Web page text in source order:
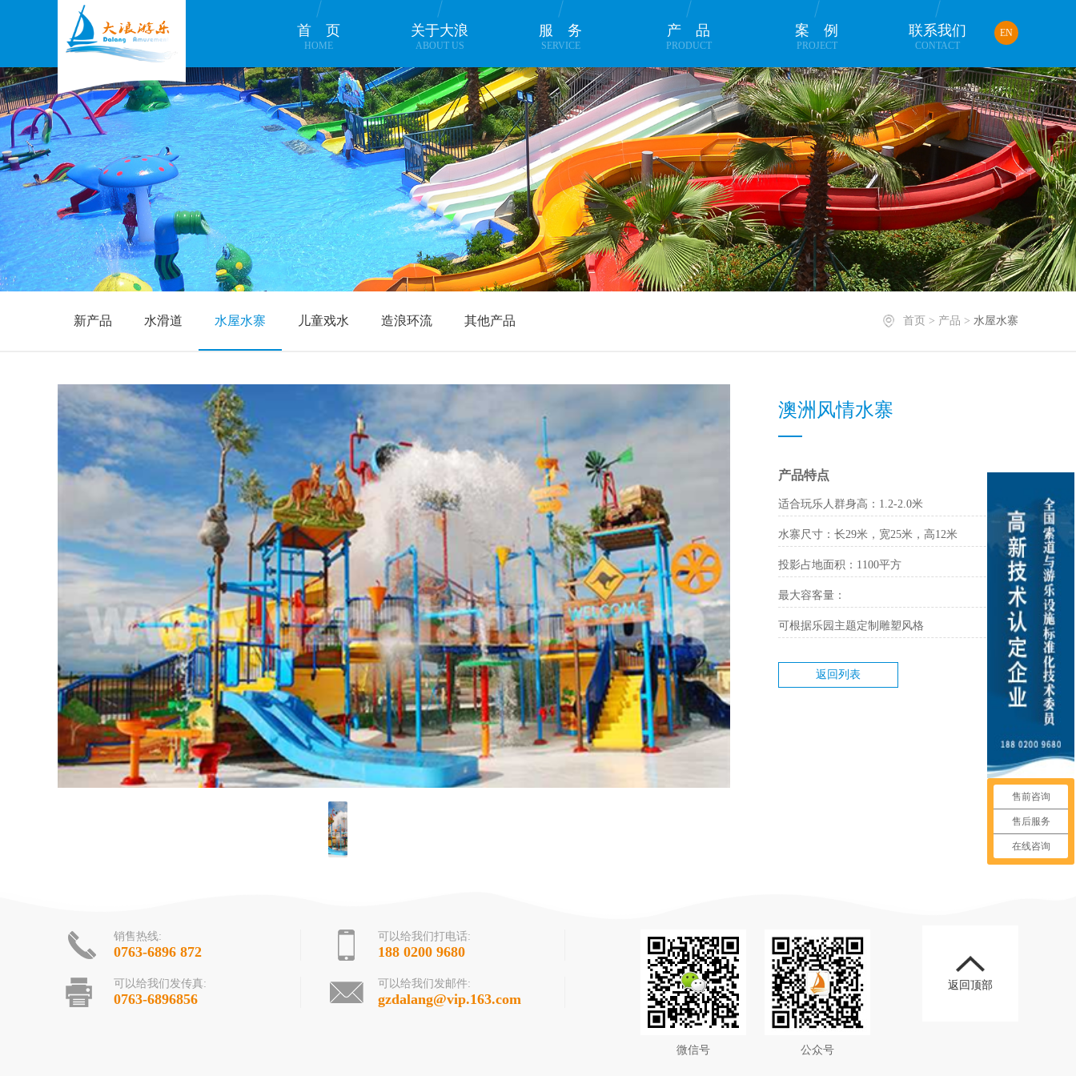
EN
首页
HOME
关于大浪
ABOUT US
服务
SERVICE
产品
PRODUCT
案例
PROJECT
联系我们
CONTACT
首页 > 产品 > 水屋水寨
新产品 水滑道 水屋水寨 儿童戏水 造浪环流 其他产品
澳洲风情水寨
产品特点
适合玩乐人群身高：1.2-2.0米
水寨尺寸：长29米，宽25米，高12米
投影占地面积：1100平方
最大容客量：
可根据乐园主题定制雕塑风格
返回列表
返回顶部
微信号 公众号
销售热线:
0763-6896 872
可以给我们打电话:
188 0200 9680
可以给我们发传真:
0763-6896856
可以给我们发邮件:
gzdalang@vip.163.com
售前咨询
售后服务
在线咨询